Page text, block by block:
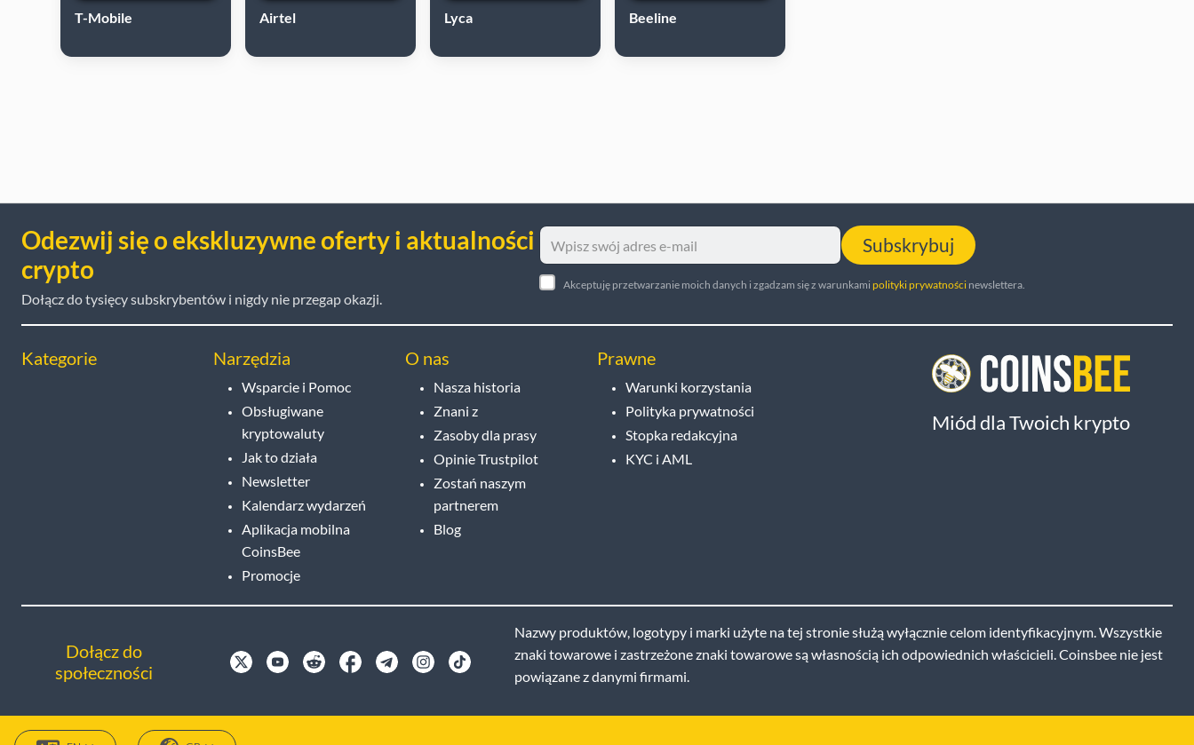
T-Mobile Airtel Lyca Beeline
Odezwij się o ekskluzywne oferty i aktualności
crypto
Dołącz do tysięcy subskrybentów i nigdy nie przegap okazji.
Subskrybuj
Akceptuję przetwarzanie moich danych i zgadzam się z warunkami polityki prywatnościnewslettera.
Kategorie Narzędzia
Wsparcie i Pomoc
Obsługiwane
kryptowaluty
Jak to działa
Newsletter
Kalendarz wydarzeń
Aplikacja mobilna
CoinsBee
Promocje
O nas
Nasza historia
Znani z
Zasoby dla prasy
Opinie Trustpilot
Zostań naszym
partnerem
Blog
Prawne
Warunki korzystania
Polityka prywatności
Stopka redakcyjna
KYC i AML
Miód dla Twoich krypto
Dołącz do
społeczności
Nazwy produktów, logotypy i marki użyte na tej stronie służą wyłącznie celom identyfikacyjnym. Wszystkie
znaki towarowe i zastrzeżone znaki towarowe są własnością ich odpowiednich właścicieli. Coinsbee nie jest
powiązane z danymi firmami.